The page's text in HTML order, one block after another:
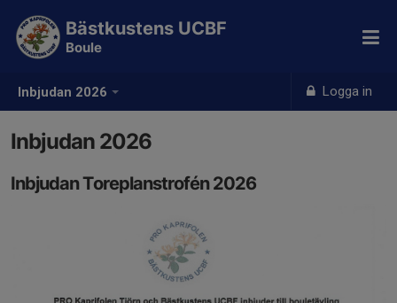
Inbjudan 2026 Logga in
Bästkustens UCBF
Boule
Inbjudan 2026
Inbjudan Toreplanstrofén 2026